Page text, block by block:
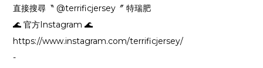
直接搜尋〝 @terrificjersey〞 特瑞肥
🌊 官方Instagram 🌊
https://www.instagram.com/terrificjersey/
-